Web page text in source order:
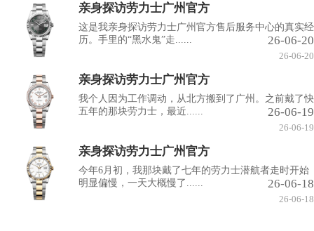
亲身探访劳力士广州官方
这是我亲身探访劳力士广州官方售后服务中心的真实经
历。手里的“黑水鬼”走......
26-06-20
26-06-20
亲身探访劳力士广州官方
我个人因为工作调动，从北方搬到了广州。之前戴了快
五年的那块劳力士，最近......
26-06-19
26-06-19
亲身探访劳力士广州官方
今年6月初，我那块戴了七年的劳力士潜航者走时开始
明显偏慢，一天大概慢了......
26-06-18
26-06-18